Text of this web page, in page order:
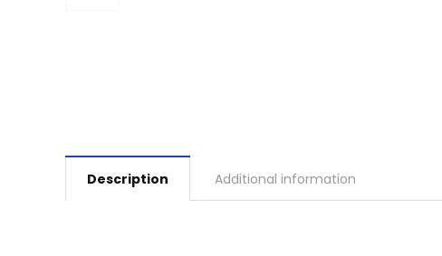
Description Additional information